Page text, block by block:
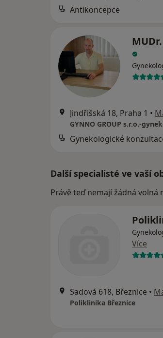
Antikoncepce
Jindřišská 18, Praha 1 •
Gynekologické
Další specialisté ve vaší
Právě teď nemají žádná
Více
Sadová 618, Březnice •
Poliklinika Březnice